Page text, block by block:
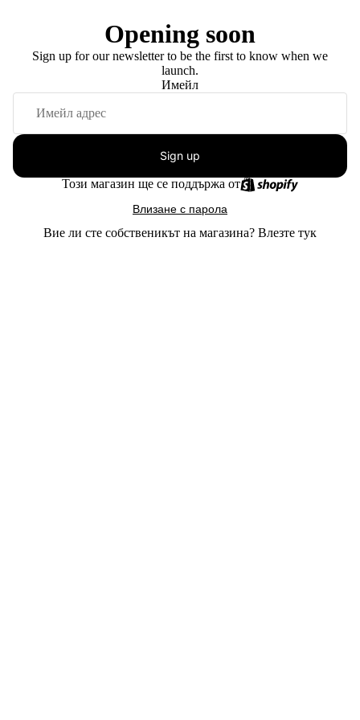
Opening soon
Sign up for our newsletter to be the first to know when we
launch.
Имейл
Sign up
Този магазин ще се поддържа от
Влизане с парола
Вие ли сте собственикът на магазина? Влезте тук